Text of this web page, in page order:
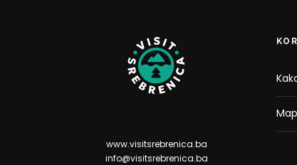
www.visitsrebrenica.ba
info@visitsrebrenica.ba